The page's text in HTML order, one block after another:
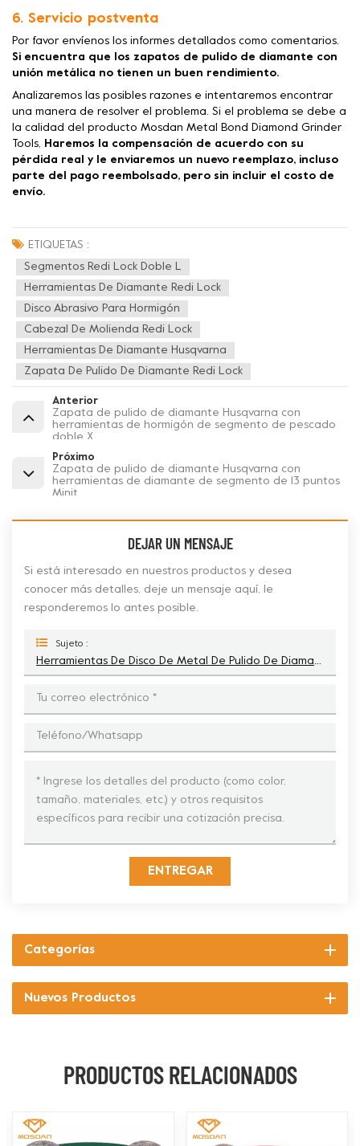
6. Servicio postventa
Por favor envíenos los informes detallados como comentarios.
Si encuentra que los zapatos de pulido de diamante con
unión metálica no tienen un buen rendimiento.
Analizaremos las posibles razones e intentaremos encontrar
una manera de resolver el problema. Si el problema se debe a
la calidad del producto Mosdan Metal Bond Diamond Grinder
Tools, Haremos la compensación de acuerdo con su
pérdida real y le enviaremos un nuevo reemplazo, incluso
parte del pago reembolsado, pero sin incluir el costo de
envío.
ETIQUETAS :
Segmentos Redi Lock Doble L
Herramientas De Diamante Redi Lock
Disco Abrasivo Para Hormigón
Cabezal De Molienda Redi Lock
Herramientas De Diamante Husqvarna
Zapata De Pulido De Diamante Redi Lock
Anterior
Zapata de pulido de diamante Husqvarna con
herramientas de hormigón de segmento de pescado
doble X
Próximo
Zapata de pulido de diamante Husqvarna con
herramientas de diamante de segmento de 13 puntos
Minit
DEJAR UN MENSAJE
Si está interesado en nuestros productos y desea
conocer más detalles, deje un mensaje aquí, le
responderemos lo antes posible.
Sujeto :
Herramientas De Disco De Metal De Pulido De Diamante De Segmento L Doble Redi Lock
ENTREGAR
Categorías
Nuevos Productos
PRODUCTOS RELACIONADOS